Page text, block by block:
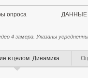
ДАННЫЕ
опроса
4 замера. Указаны
в целом. Динамика